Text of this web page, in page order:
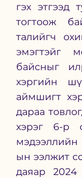
гэх этгээд
тогтоож
талийгч
эмэгтэйг
байсныг
хэргийн
аймшигт
дараа
хэрэг 6-р
мэдээллийн
ын ээлжит
даяар